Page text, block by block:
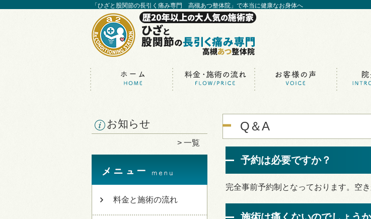
「ひざと股関節の長引く痛み専門 高槻あつ整体院」で本当に健康なお身体へ
お知らせ
一覧
料金と施術の流れ
Q＆A
予約は必要ですか？
完全事前予約制となっております。空